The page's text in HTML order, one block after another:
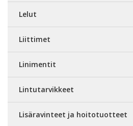
Lelut
Liittimet
Linimentit
Lintutarvikkeet
Lisäravinteet ja hoitotuotteet